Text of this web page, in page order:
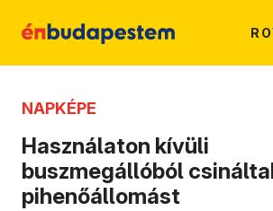
NAPKÉPE
Használaton kívüli
buszmegállóból
pihenőállomást